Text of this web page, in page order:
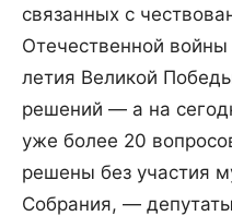
связанных с
Отечественной
летия Великой
решений — а на
уже более 20
решены без участия
Собрания, —